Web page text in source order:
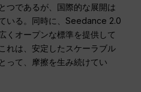
つであるが、国際的な展開は
いる。同時に、Seedance 2.0
くオープンな標準を提供して
これは、安定したスケーラブル
って、摩擦を生み続けてい